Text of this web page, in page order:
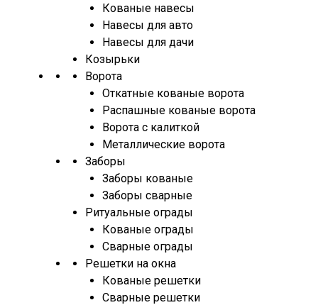
Кованые навесы
Навесы для авто
Навесы для дачи
Козырьки
Ворота
Откатные кованые ворота
Распашные кованые ворота
Ворота с калиткой
Металлические ворота
Заборы
Заборы кованые
Заборы сварные
Ритуальные ограды
Кованые ограды
Сварные ограды
Решетки на окна
Кованые решетки
Сварные решетки